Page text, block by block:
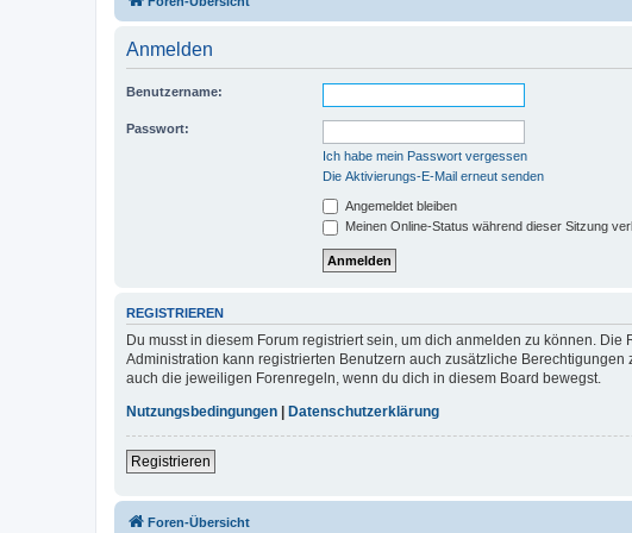
Anmelden
Benutzername:
Passwort:
Ich habe mein Passwort vergessen
Die Aktivierungs-E-Mail erneut senden
Angemeldet bleiben
Meinen Online-Status während dieser Sitzung
REGISTRIEREN
Du musst in diesem Forum registriert sein, um dich anmelden zu können.
Administration kann registrierten Benutzern auch zusätzliche
auch die jeweiligen Forenregeln, wenn du dich in diesem Board bewegst.
Nutzungsbedingungen
Datenschutzerklärung
Registrieren
Foren-Übersicht